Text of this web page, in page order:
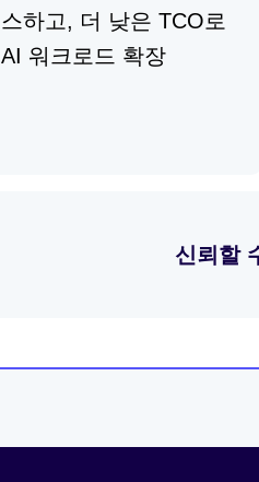
스하고, 더 낮은 TCO로
AI 워크로드 확장
신뢰할